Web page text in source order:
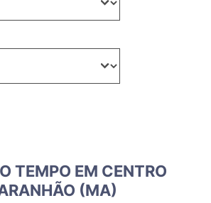
TEMPO EM CENTRO
(MA)